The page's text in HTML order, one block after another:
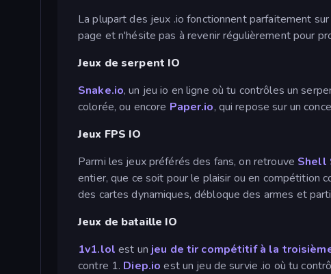
La plupart des jeux .io fonctionnent parfaitement
page et n'hésite pas à revenir régulièrement pour
Jeux de serpent IO
Snake.io, un jeu io en ligne où tu contrôles un
colorée, ou encore Paper.io, qui repose sur un
Jeux FPS IO
Parmi les jeux préférés des fans, on retrouve Shell
entier, que ce soit pour le plaisir ou en compétition
des cartes dynamiques, débloque des armes et
Jeux de bataille IO
1v1.lol est un jeu de tir compétitif à la
contre 1. Diep.io est un jeu de survie .io où tu